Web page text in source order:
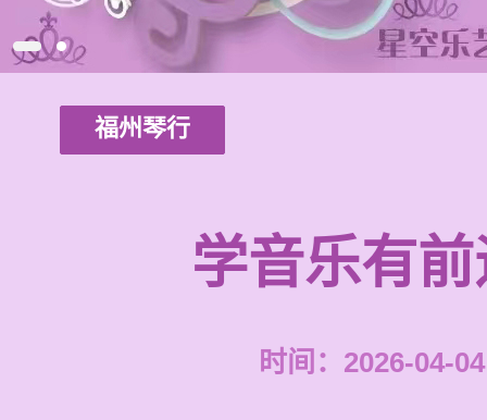
福州琴行
学音乐有
时间：2026-04-